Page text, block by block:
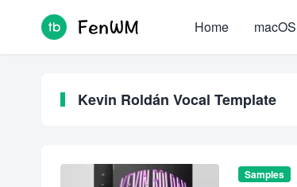
Home macOS
Kevin Roldán Vocal Template
Samples